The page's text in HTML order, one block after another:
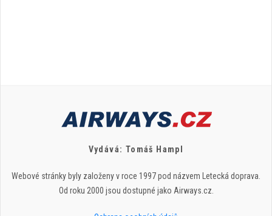
Vydává: Tomáš Hampl
Webové stránky byly založeny v roce 1997 pod názvem Letecká doprava.
Od roku 2000 jsou dostupné jako Airways.cz.